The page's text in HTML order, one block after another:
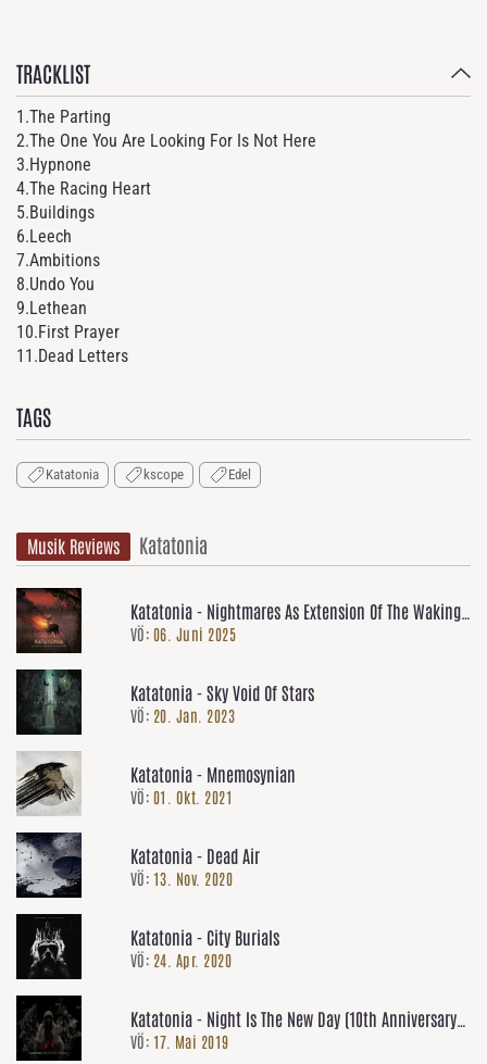
TRACKLIST
1.The Parting
2.The One You Are Looking For Is Not Here
3.Hypnone
4.The Racing Heart
5.Buildings
6.Leech
7.Ambitions
8.Undo You
9.Lethean
10.First Prayer
11.Dead Letters
TAGS
Katatonia kscope Edel
Musik Reviews Katatonia
Katatonia - Nightmares As Extension Of The Waking
State
VÖ: 06. Juni 2025
Katatonia - Sky Void Of Stars
VÖ: 20. Jan. 2023
Katatonia - Mnemosynian
VÖ: 01. Okt. 2021
Katatonia - Dead Air
VÖ: 13. Nov. 2020
Katatonia - City Burials
VÖ: 24. Apr. 2020
Katatonia - Night Is The New Day (10th Anniversary
Edition)
VÖ: 17. Mai 2019